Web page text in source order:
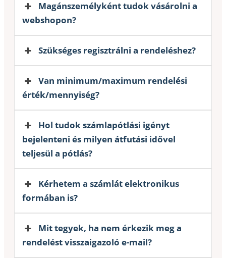
Magánszemélyként tudok vásárolni a
webshopon?
Szükséges regisztrálni a rendeléshez?
Van minimum/maximum rendelési
érték/mennyiség?
Hol tudok számlapótlási igényt
bejelenteni és milyen átfutási idővel
teljesül a pótlás?
Kérhetem a számlát elektronikus
formában is?
Mit tegyek, ha nem érkezik meg a
rendelést visszaigazoló e-mail?